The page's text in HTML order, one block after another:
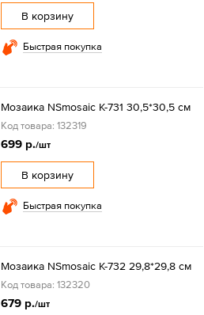
В корзину
Быстрая покупка
Мозаика NSmosaic K-731 30,5*30,5 см
Код товара: 132319
699 р./шт
В корзину
Быстрая покупка
Мозаика NSmosaic K-732 29,8*29,8 см
Код товара: 132320
679 р./шт